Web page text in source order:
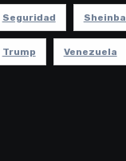
Seguridad
Trump Venezuela